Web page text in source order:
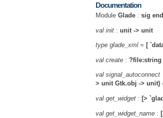
Documentation
Module Glade : sig end
val init : unit -> unit
type glade_xml = [
val create : ?file:string
val signal_autoconnect
> unit Gtk.obj -> unit)
val get_widget : [>
val get_widget_name :